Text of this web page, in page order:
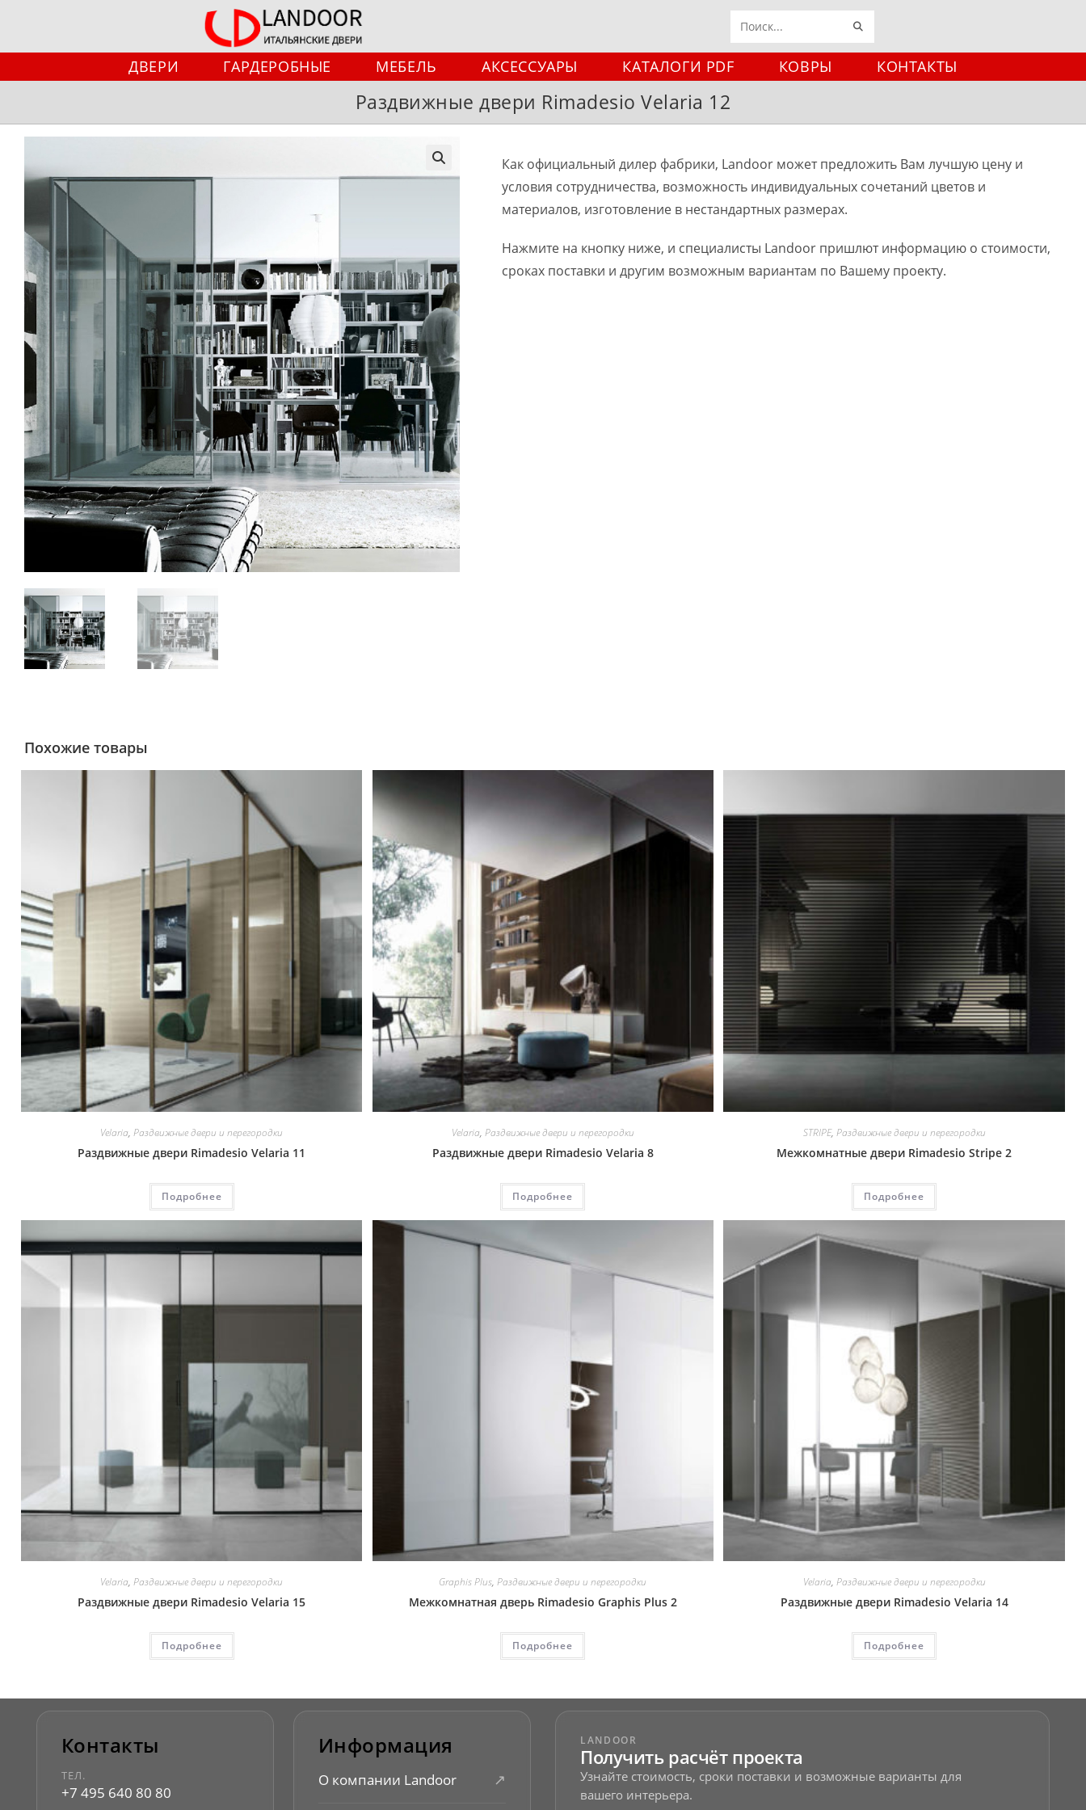
содержимому
Поиск
ДВЕРИ ГАРДЕРОБНЫЕ МЕБЕЛЬ АКСЕССУАРЫ КАТАЛОГИ PDF КОВРЫ КОНТАКТЫ
Раздвижные двери Rimadesio Velaria 12
🔍
Как официальный дилер фабрики, Landoor может предложить Вам лучшую цену и
условия сотрудничества, возможность индивидуальных сочетаний цветов и
материалов, изготовление в нестандартных размерах.
Нажмите на кнопку ниже, и специалисты Landoor пришлют информацию о стоимости,
сроках поставки и другим возможным вариантам по Вашему проекту.
Похожие товары
Velaria,Раздвижные двери и перегородки
Раздвижные двери Rimadesio Velaria 11
Подробнее
Velaria, Раздвижные двери и перегородки
Раздвижные двери Rimadesio Velaria 8
Подробнее
STRIPE, Раздвижные двери и перегородки
Межкомнатные двери Rimadesio Stripe 2
Подробнее
Velaria,Раздвижные двери и перегородки
Раздвижные двери Rimadesio Velaria 15
Подробнее
Graphis Plus,Раздвижные двери и перегородки
Межкомнатная дверь Rimadesio Graphis Plus 2
Подробнее
Velaria, Раздвижные двери и перегородки
Раздвижные двери Rimadesio Velaria 14
Подробнее
Контакты
ТЕЛ.
+7 495 640 80 80
Информация
О компании Landoor ↗
LANDOOR
Получить расчёт проекта
Узнайте стоимость, сроки поставки и возможные варианты для
вашего интерьера.